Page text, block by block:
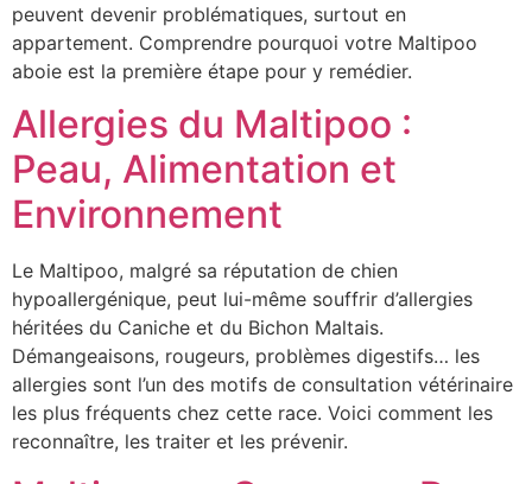
peuvent devenir problématiques, surtout en
appartement. Comprendre pourquoi votre Maltipoo
aboie est la première étape pour y remédier.
Allergies du Maltipoo :
Peau, Alimentation et
Environnement
Le Maltipoo, malgré sa réputation de chien
hypoallergénique, peut lui-même souffrir d’allergies
héritées du Caniche et du Bichon Maltais.
Démangeaisons, rougeurs, problèmes digestifs… les
allergies sont l’un des motifs de consultation vétérinaire
les plus fréquents chez cette race. Voici comment les
reconnaître, les traiter et les prévenir.